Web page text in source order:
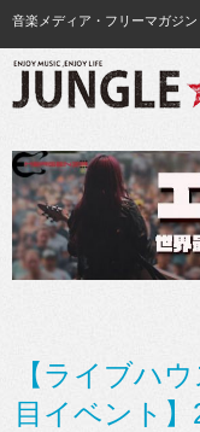
音楽メディア・フリーマガジン
【ライブハ
目イベント